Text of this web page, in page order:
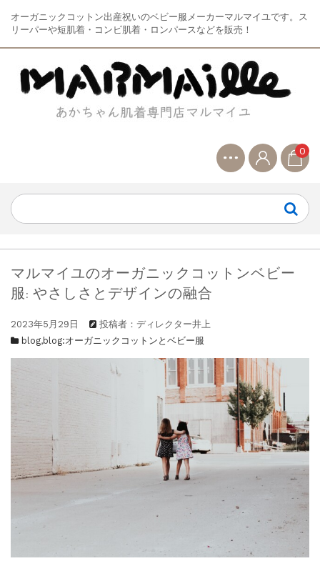
オーガニックコットン出産祝いのベビー服メーカーマルマイユです。ス
リーパーや短肌着・コンビ肌着・ロンパースなどを販売！
0
マルマイユのオーガニックコットンベビー
服: やさしさとデザインの融合
2023年5月29日
投稿者：ディレクター井上
blog,blog:オーガニックコットンとベビー服